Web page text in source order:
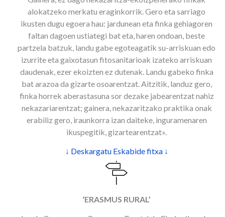
alokatzeko merkatu eraginkorrik. Gero eta sarriago
ikusten dugu egoera hau: jardunean eta finka gehiagoren
faltan dagoen ustiategi bat eta, haren ondoan, beste
partzela batzuk, landu gabe egoteagatik su-arriskuan edo
izurrite eta gaixotasun fitosanitarioak izateko arriskuan
daudenak, ezer ekoizten ez dutenak. Landu gabeko finka
bat arazoa da gizarte osoarentzat. Aitzitik, landuz gero,
finka horrek aberastasuna sor dezake jabearentzat nahiz
nekazariarentzat; gainera, nekazaritzako praktika onak
erabiliz gero, iraunkorra izan daiteke, inguramenaren
ikuspegitik, gizartearentzat».
↓ Deskargatu Eskabide fitxa ↓
‘ERASMUS RURAL’